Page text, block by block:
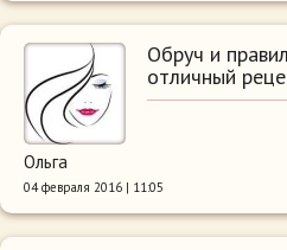
Обруч и
отличный
Ольга
04 февраля 2016 | 11:05